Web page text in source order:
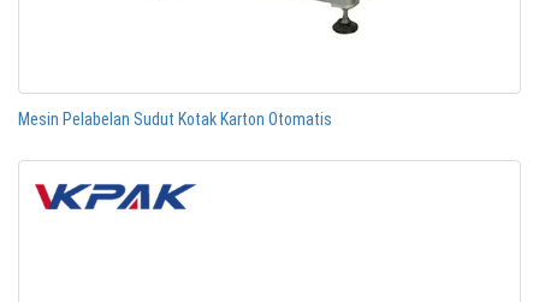
Mesin Pelabelan Sudut Kotak Karton Otomatis